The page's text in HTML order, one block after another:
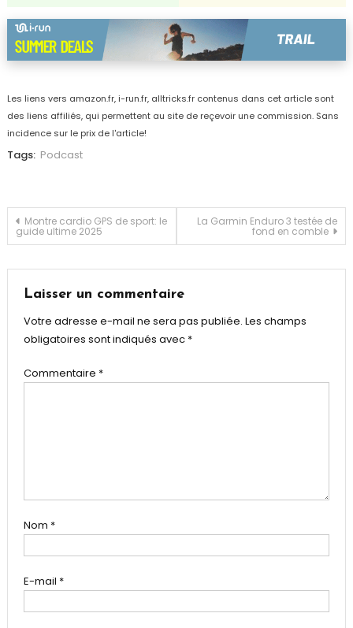
Les liens vers amazon.fr, i-run.fr, alltricks.fr contenus dans cet article sont
des liens affiliés, qui permettent au site de reçevoir une commission. Sans
incidence sur le prix de l'article!
Tags: Podcast
Navigation
l’article
Montre cardio GPS de sport: le
guide ultime 2025
La Garmin Enduro 3 testée de
fond en comble
Laisser un commentaire
Votre adresse e-mail ne sera pas publiée. Les champs
obligatoires sont indiqués avec *
Commentaire *
Nom *
E-mail *